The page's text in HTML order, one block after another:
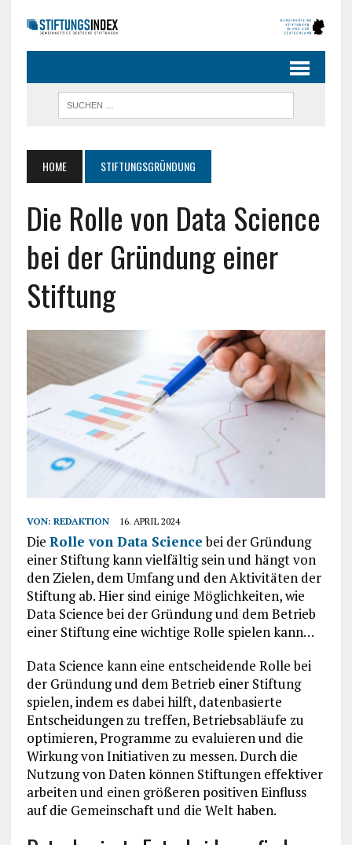
HOME STIFTUNGSGRÜNDUNG
Die Rolle von Data Science
bei der Gründung einer
Stiftung
VON: REDAKTION 16. APRIL 2024
Die Rolle von Data Sciencebei der Gründung
einer Stiftung kann vielfältig sein und hängt von
den Zielen, dem Umfang und den Aktivitäten der
Stiftung ab. Hier sind einige Möglichkeiten, wie
Data Science bei der Gründung und dem Betrieb
einer Stiftung eine wichtige Rolle spielen kann…
Data Science kann eine entscheidende Rolle bei
der Gründung und dem Betrieb einer Stiftung
spielen, indem es dabei hilft, datenbasierte
Entscheidungen zu treffen, Betriebsabläufe zu
optimieren, Programme zu evaluieren und die
Wirkung von Initiativen zu messen. Durch die
Nutzung von Daten können Stiftungen effektiver
arbeiten und einen größeren positiven Einfluss
auf die Gemeinschaft und die Welt haben.